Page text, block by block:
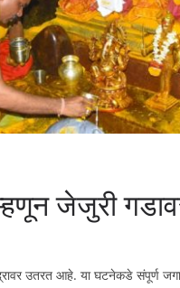
जेजुरी
उतरत आहे. या घटनेकडे संपूर्ण